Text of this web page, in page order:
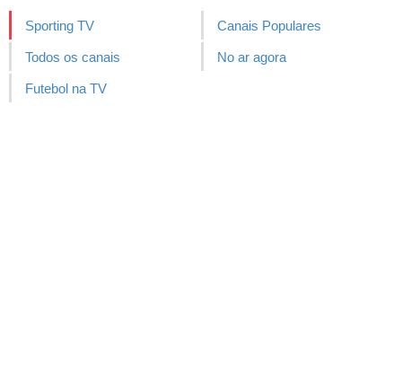
Sporting TV Canais Populares
Todos os canais No ar agora
Futebol na TV